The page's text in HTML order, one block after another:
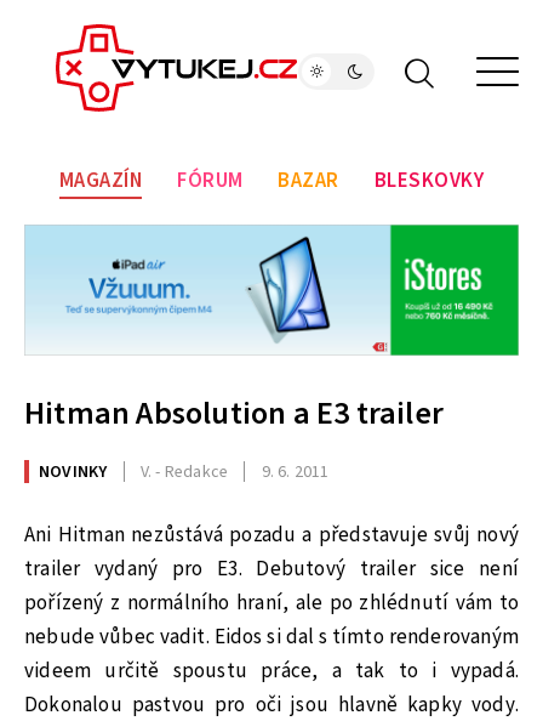
MAGAZÍN FÓRUM BAZAR BLESKOVKY
Hitman Absolution a E3 trailer
NOVINKY V. - Redakce 9. 6. 2011
Ani Hitman nezůstává pozadu a představuje svůj nový
trailer vydaný pro E3. Debutový trailer sice není
pořízený z normálního hraní, ale po zhlédnutí vám to
nebude vůbec vadit. Eidos si dal s tímto renderovaným
videem určitě spoustu práce, a tak to i vypadá.
Dokonalou pastvou pro oči jsou hlavně kapky vody.